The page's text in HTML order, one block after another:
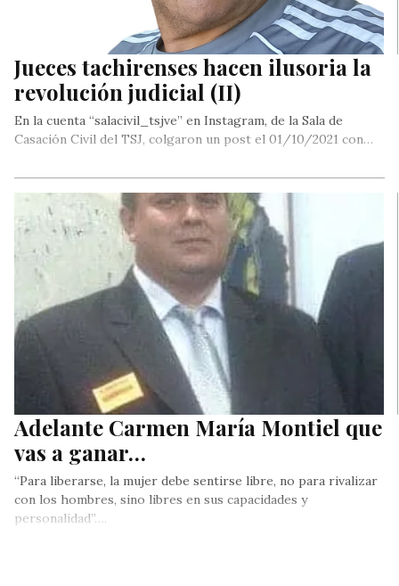
Jueces tachirenses hacen ilusoria la
revolución judicial (II)
En la cuenta “salacivil_tsjve” en Instagram, de la Sala de
Casación Civil del TSJ, colgaron un post el 01/10/2021 con…
Adelante Carmen María Montiel que
vas a ganar…
“Para liberarse, la mujer debe sentirse libre, no para rivalizar
con los hombres, sino libres en sus capacidades y
personalidad”….